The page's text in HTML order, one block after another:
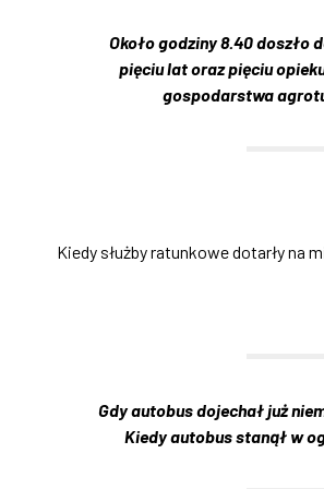
Około godziny 8.40 doszło
pięciu lat oraz pięciu
gospodarstwa
Kiedy służby ratunkowe dotarły na
Gdy autobus dojechał już
Kiedy autobus stanął w